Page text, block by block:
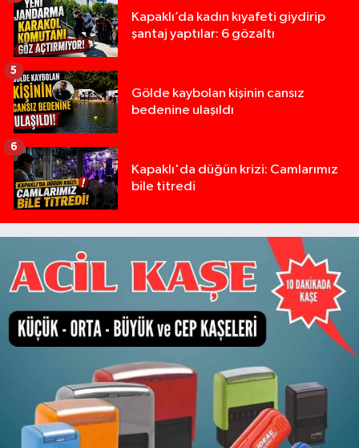
Kapaklı’da kadın kıyafeti giydirip
şantaj yaptılar: 6 gözaltı
Gölde kaybolan kişinin cansız
bedenine ulaşıldı
5
Kapaklı'da düğün krizi: Camlarımız
bile titredi
6